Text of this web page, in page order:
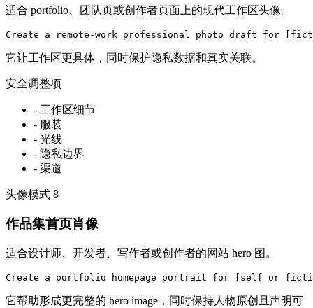
适合 portfolio、团队页或创作者页面上的现代工作区头像。
Create a remote-work professional photo draft for
它让工作区更具体，同时保护隐私数据和真实关联。
安全调整项
- 工作区细节
- 服装
- 光线
- 隐私边界
- 渠道
头像模式 8
作品集首页肖像
适合设计师、开发者、写作者或创作者的网站 hero 图。
Create a portfolio homepage portrait for [self or
它帮助形成更完整的 hero image，同时保持人物原创且声明可